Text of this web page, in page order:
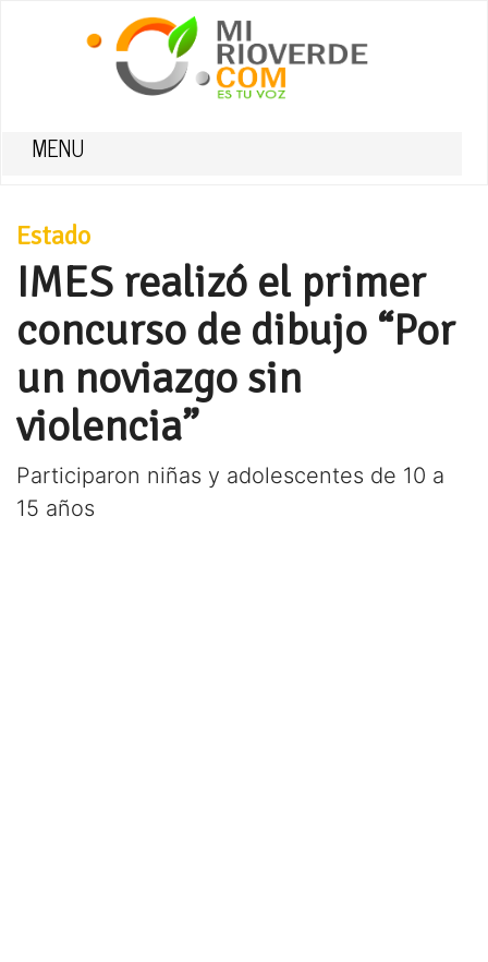
MENU
Estado
IMES realizó el primer
concurso de dibujo “Por
un noviazgo sin
violencia”
Participaron niñas y adolescentes de 10 a
15 años